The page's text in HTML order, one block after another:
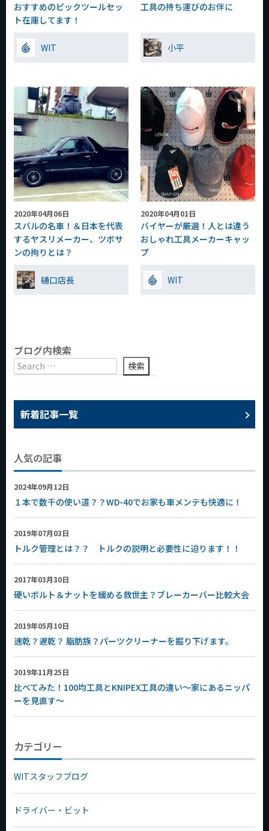
おすすめのピックツールセッ
ト在庫してます！
WIT
工具の持ち運びのお伴に
小平
2020年04月06日
スバルの名車！＆日本を代表
するヤスリメーカー、ツボサ
ンの拘りとは？
樋口店長
2020年04月01日
バイヤーが厳選！人とは違う
おしゃれ工具メーカーキャッ
プ
WIT
ブログ内検索
新着記事一覧
人気の記事
2024年09月12日
１本で数千の使い道？？WD-40でお家も車メンテも快適に！
2019年07月03日
トルク管理とは？？ トルクの説明と必要性に迫ります！！
2017年03月30日
硬いボルト＆ナットを緩める救世主？ブレーカーバー比較大会
2019年05月10日
速乾？遅乾？ 脂肪族？パーツクリーナーを掘り下げます。
2019年11月25日
比べてみた！100均工具とKNIPEX工具の違い～家にあるニッパ
ーを見直す～
カテゴリー
WITスタッフブログ
ドライバー・ビット